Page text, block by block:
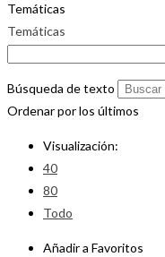
Temáticas
Temáticas
Búsqueda de texto
Ordenar por los últimos
Visualización:
40
80
Todo
Añadir a Favoritos